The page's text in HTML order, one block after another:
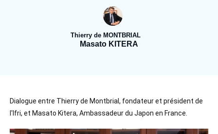
Nous soutenir
Recherches fréquentes
Proche-Orient
Thierry de MONTBRIAL
Masato KITERA
Accroche
Dialogue entre Thierry de Montbrial, fondateur et président de
l'Ifri, et Masato Kitera, Ambassadeur du Japon en France.
Image